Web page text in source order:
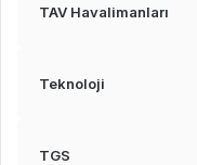
TAV Havalimanları
Teknoloji
TGS